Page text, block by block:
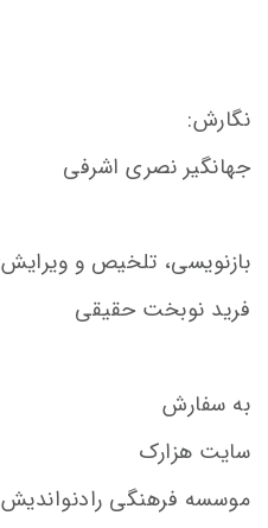
نگارش:
جهانگیر نصری اشرفی
بازنویسی، تلخیص و
فرید نوبخت حقیقی
به سفارش
سایت هزارک
موسسه فرهنگی رادنواندیش